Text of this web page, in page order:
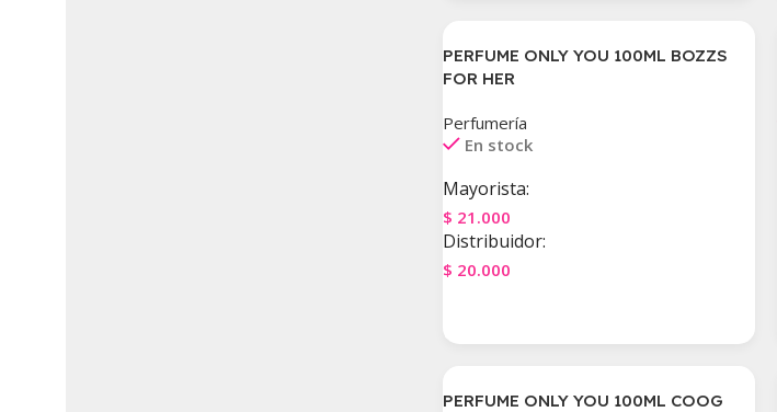
PERFUME ONLY YOU 100ML BOZZS
FOR HER
Perfumería
En stock
Mayorista:
$ 21.000
Distribuidor:
$ 20.000
PERFUME ONLY YOU 100ML COOG